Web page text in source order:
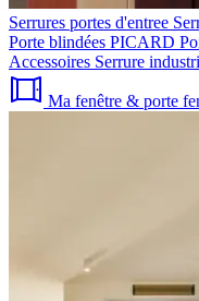
Serrures portes d'entree
Porte blindées PICARD
Accessoires Serrure
Ma fenêtre & porte